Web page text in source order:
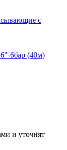
с
и уточнят